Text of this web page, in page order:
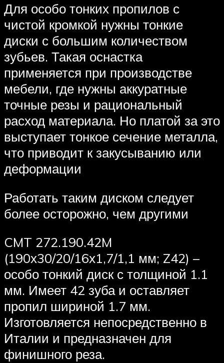
Для особо тонких пропилов с
чистой кромкой нужны тонкие
диски с большим количеством
зубьев. Такая оснастка
применяется при производстве
мебели, где нужны аккуратные
точные резы и рациональный
расход материала. Но платой за это
выступает тонкое сечение металла,
что приводит к закусыванию или
деформации
Работать таким диском следует
более осторожно, чем другими
CMT 272.190.42M
(190х30/20/16х1,7/1,1 мм; Z42) –
особо тонкий диск с толщиной 1.1
мм. Имеет 42 зуба и оставляет
пропил шириной 1.7 мм.
Изготовляется непосредственно в
Италии и предназначен для
финишного реза.